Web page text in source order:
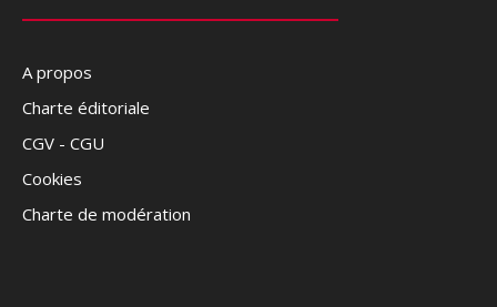
A propos
Charte éditoriale
CGV - CGU
Cookies
Charte de modération